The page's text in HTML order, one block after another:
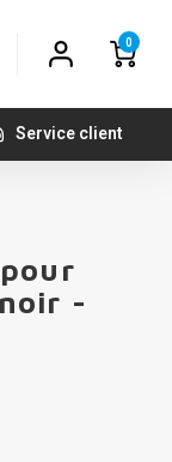
0
Service client
-